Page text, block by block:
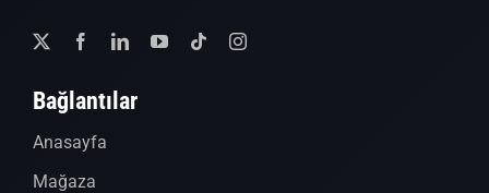
Bağlantılar
Anasayfa
Mağaza